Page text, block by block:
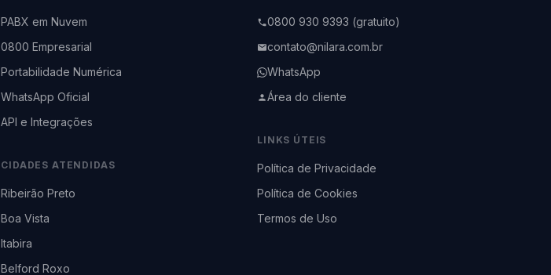
PABX em Nuvem
0800 Empresarial
Portabilidade Numérica
WhatsApp Oficial
API e Integrações
CIDADES ATENDIDAS
Ribeirão Preto
Boa Vista
Itabira
Belford Roxo
0800 930 9393 (gratuito)
contato@nilara.com.br
WhatsApp
Área do cliente
LINKS ÚTEIS
Política de Privacidade
Política de Cookies
Termos de Uso